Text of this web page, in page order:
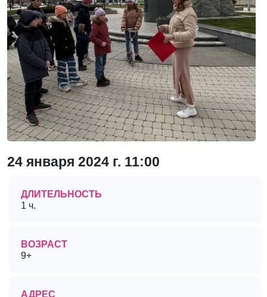
24 января 2024 г. 11:00
ДЛИТЕЛЬНОСТЬ
1 ч.
ВОЗРАСТ
9+
АДРЕС